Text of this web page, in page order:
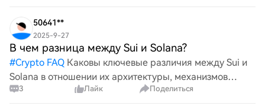
50641**
2025-9-27
В чем разница между Sui и Solana?
#Crypto FAQ Каковы ключевые различия между Sui и
Solana в отношении их архитектуры, механизмов
консенсуса, масштабируемости и случаев
3 Лайк Поделиться